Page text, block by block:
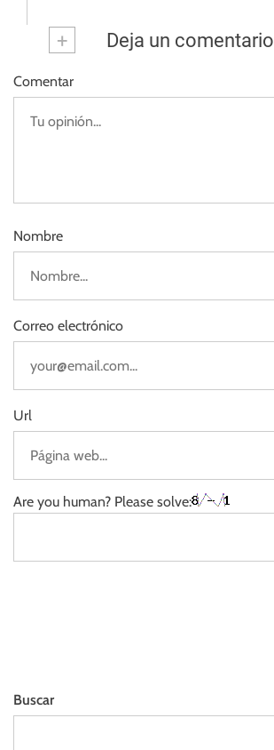
+ Deja un comentario
Comentar
Nombre
Correo electrónico
Url
Are you human? Please solve:
Buscar